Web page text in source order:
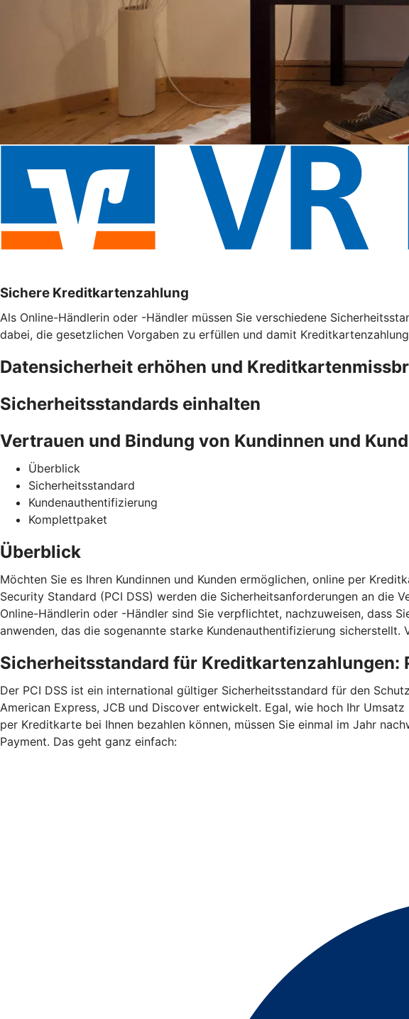
Sichere Kreditkartenzahlung
Als Online-Händlerin oder -Händler müssen Sie verschiedene
dabei, die gesetzlichen Vorgaben zu erfüllen und damit
Datensicherheit erhöhen und
Sicherheitsstandards einhalten
Vertrauen und Bindung von Kundinnen und
Überblick
Sicherheitsstandard
Kundenauthentifizierung
Komplettpaket
Überblick
Möchten Sie es Ihren Kundinnen und Kunden ermöglichen, online per
Security Standard (PCI DSS) werden die Sicherheitsanforderungen an
Online-Händlerin oder -Händler sind Sie verpflichtet, nachzuweisen, dass
anwenden, das die sogenannte starke Kundenauthentifizierung
Sicherheitsstandard für Kreditkartenzahlungen:
Der PCI DSS ist ein international gültiger Sicherheitsstandard für den
American Express, JCB und Discover entwickelt. Egal, wie hoch Ihr
per Kreditkarte bei Ihnen bezahlen können, müssen Sie einmal im Jahr
Payment. Das geht ganz einfach: